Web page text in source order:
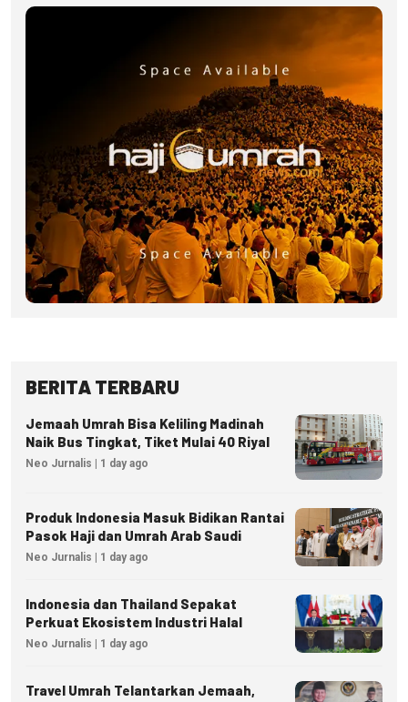
BERITA TERBARU
Jemaah Umrah Bisa Keliling Madinah
Naik Bus Tingkat, Tiket Mulai 40 Riyal
Neo Jurnalis | 1 day ago
Produk Indonesia Masuk Bidikan Rantai
Pasok Haji dan Umrah Arab Saudi
Neo Jurnalis | 1 day ago
Indonesia dan Thailand Sepakat
Perkuat Ekosistem Industri Halal
Neo Jurnalis | 1 day ago
Travel Umrah Telantarkan Jemaah,